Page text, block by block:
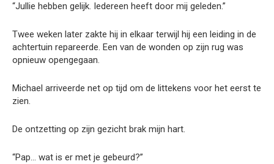
“Jullie hebben gelijk. Iedereen heeft door mij geleden.”
Twee weken later zakte hij in elkaar terwijl hij een leiding in de
achtertuin repareerde. Een van de wonden op zijn rug was
opnieuw opengegaan.
Michael arriveerde net op tijd om de littekens voor het eerst te
zien.
De ontzetting op zijn gezicht brak mijn hart.
“Pap… wat is er met je gebeurd?”